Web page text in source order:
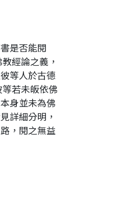
是否能閱
經論之義，
等人於古德
若未皈依佛
身並未為佛
詳細分明，
，閱之無益